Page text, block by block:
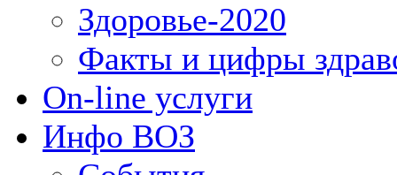
Здоровье-2020
Факты и цифры
On-line услуги
Инфо ВОЗ